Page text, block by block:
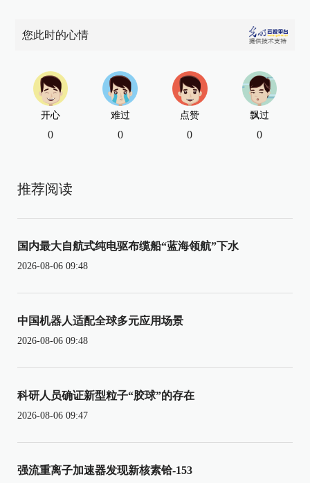
您此时的心情
开心
0
难过
0
点赞
0
飘过
0
推荐阅读
国内最大自航式纯电驱布缆船“蓝海领航”下水
2026-08-06 09:48
中国机器人适配全球多元应用场景
2026-08-06 09:48
科研人员确证新型粒子“胶球”的存在
2026-08-06 09:47
强流重离子加速器发现新核素铪-153